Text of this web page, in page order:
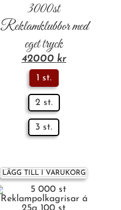
3000st
Reklamklubbor med
eget tryck
42000 kr
1 st.
2 st.
3 st.
LÄGG TILL I VARUKORG